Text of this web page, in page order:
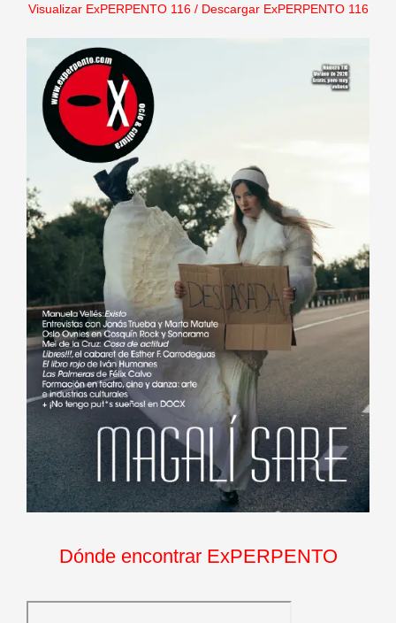
Visualizar ExPERPENTO 116/ Descargar ExPERPENTO 116
Dónde encontrar ExPERPENTO